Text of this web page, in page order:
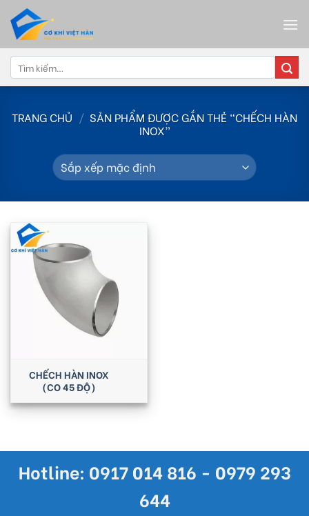
content
Tìm
kiếm:
TRANG CHỦ / SẢN PHẨM ĐƯỢC GẮN THẺ “CHẾCH HÀN
INOX”
CHẾCH HÀN INOX
(CO 45 ĐỘ)
Hotline: 0917 014 816 - 0979 293
644